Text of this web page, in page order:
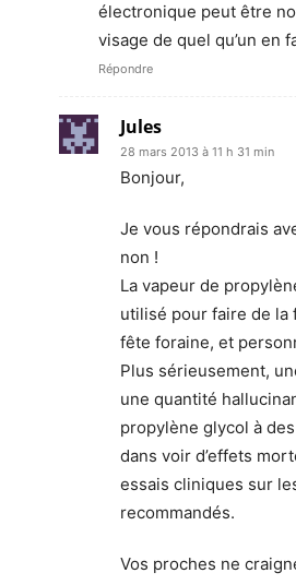
électronique peut être
visage de quel qu’un en
Répondre
Jules
28 mars 2013 à 11 h 31 min
Bonjour,
Je vous répondrais
non !
La vapeur de
utilisé pour faire de la
fête foraine, et
Plus sérieusement,
une quantité
propylène glycol à
dans voir d’effets
essais cliniques sur
recommandés.
Vos proches ne